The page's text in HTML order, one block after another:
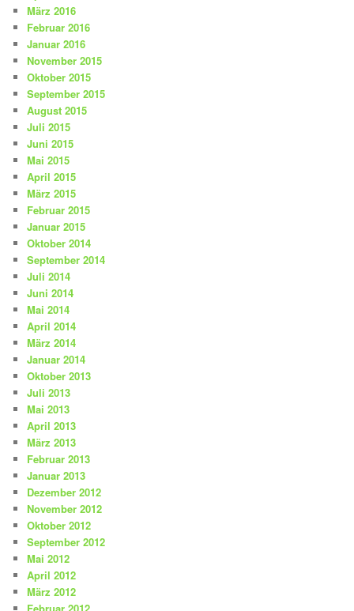
März 2016
Februar 2016
Januar 2016
November 2015
Oktober 2015
September 2015
August 2015
Juli 2015
Juni 2015
Mai 2015
April 2015
März 2015
Februar 2015
Januar 2015
Oktober 2014
September 2014
Juli 2014
Juni 2014
Mai 2014
April 2014
März 2014
Januar 2014
Oktober 2013
Juli 2013
Mai 2013
April 2013
März 2013
Februar 2013
Januar 2013
Dezember 2012
November 2012
Oktober 2012
September 2012
Mai 2012
April 2012
März 2012
Februar 2012